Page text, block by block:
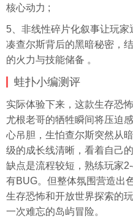
核心动力 ;
5、非线性碎片化叙事让玩
凑查尔斯背后的黑暗秘密，
的火力与技能储备 。
蛙扑小编测评
实际体验下来，这款生存恐
尤根老哥的牺牲瞬间将压迫
心吊胆，生怕查尔斯突然从
级的成长线清晰，看着自己
缺点是流程较短，熟练玩家
有BUG。但整体氛围营造出
生存恐怖和开放世界探索的
一次难忘的岛屿冒险。